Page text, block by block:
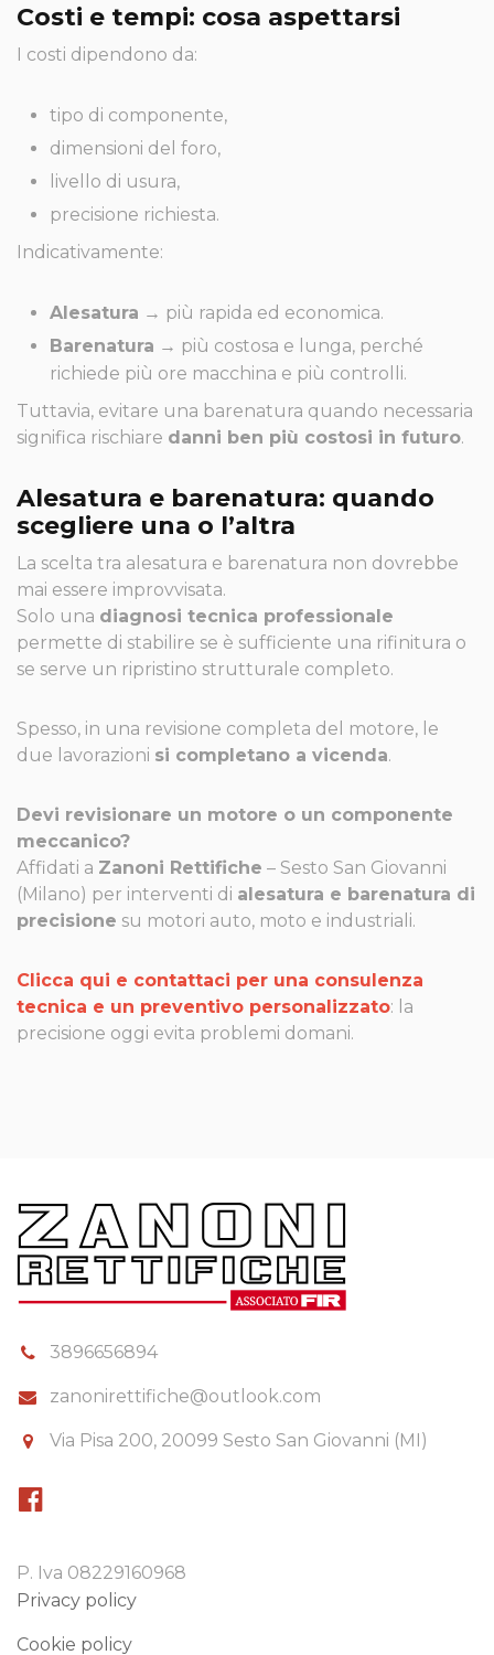
Costi e tempi: cosa aspettarsi
I costi dipendono da:
tipo di componente,
dimensioni del foro,
livello di usura,
precisione richiesta.
Indicativamente:
Alesatura → più rapida ed economica.
Barenatura → più costosa e lunga, perché
richiede più ore macchina e più controlli.
Tuttavia, evitare una barenatura quando necessaria
significa rischiare danni ben più costosi in futuro.
Alesatura e barenatura: quando
scegliere una o l’altra
La scelta tra alesatura e barenatura non dovrebbe
mai essere improvvisata.
Solo una diagnosi tecnica professionale
permette di stabilire se è sufficiente una rifinitura o
se serve un ripristino strutturale completo.
Spesso, in una revisione completa del motore, le
due lavorazioni si completano a vicenda.
Devi revisionare un motore o un componente
meccanico?
Affidati a Zanoni Rettifiche – Sesto San Giovanni
(Milano) per interventi di alesatura e barenatura di
precisione su motori auto, moto e industriali.
Clicca qui e contattaci per una consulenza
tecnica e un preventivo personalizzato: la
precisione oggi evita problemi domani.
3896656894
zanonirettifiche@outlook.com
Via Pisa 200, 20099 Sesto San Giovanni (MI)
P. Iva 08229160968
Privacy policy
Cookie policy